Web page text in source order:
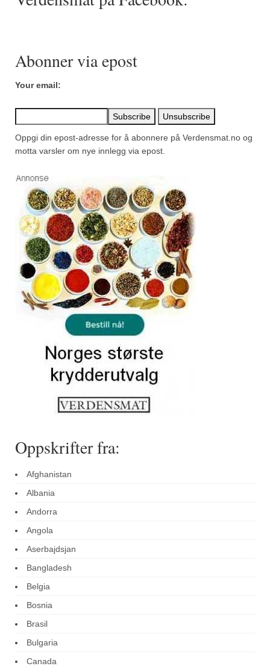
Abonner via epost
Your email:
Oppgi din epost-adresse for å abonnere på Verdensmat.no og
motta varsler om nye innlegg via epost.
Oppskrifter fra:
Afghanistan
Albania
Andorra
Angola
Aserbajdsjan
Bangladesh
Belgia
Bosnia
Brasil
Bulgaria
Canada